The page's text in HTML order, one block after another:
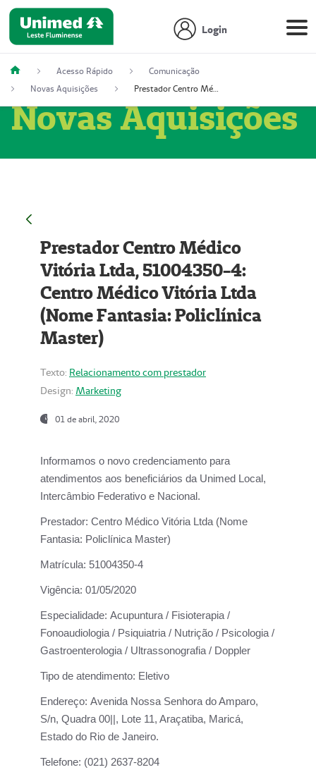
Login
Acesso Rápido
Comunicação
Novas Aquisições
Prestador Centro Médico Vitória Ltda, 51004350-4: Centro Médico Vitória Ltda (Nome Fantasia: Policlínica Master)
Novas Aquisições
Prestador Centro Médico
Vitória Ltda, 51004350-4:
Centro Médico Vitória Ltda
(Nome Fantasia: Policlínica
Master)
Texto: Relacionamento com prestador
Design: Marketing
01 de abril, 2020
Informamos o novo credenciamento para
atendimentos aos beneficiários da Unimed Local,
Intercâmbio Federativo e Nacional.
Prestador: Centro Médico Vitória Ltda (Nome
Fantasia: Policlínica Master)
Matrícula: 51004350-4
Vigência: 01/05/2020
Especialidade: Acupuntura / Fisioterapia /
Fonoaudiologia / Psiquiatria / Nutrição / Psicologia /
Gastroenterologia / Ultrassonografia / Doppler
Tipo de atendimento: Eletivo
Endereço: Avenida Nossa Senhora do Amparo,
S/n, Quadra 00||, Lote 11, Araçatiba, Maricá,
Estado do Rio de Janeiro.
Telefone: (021) 2637-8204